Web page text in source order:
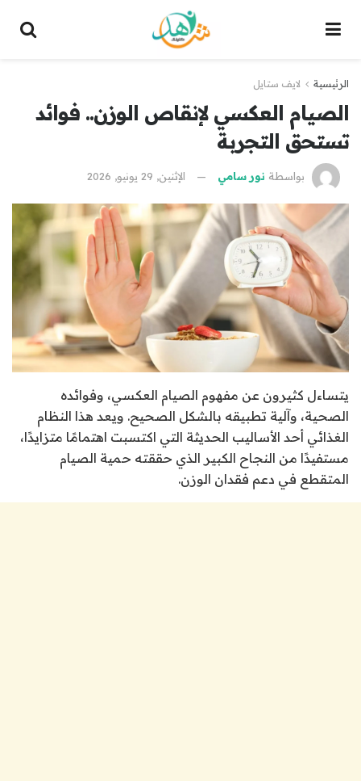
الرئيسية لايف ستايل
الصيام العكسي لإنقاص الوزن.. فوائد
تستحق التجربة
بواسطة نور سامي الإثنين, 29 يونيو, 2026
يتساءل كثيرون عن مفهوم الصيام العكسي، وفوائده
الصحية، وآلية تطبيقه بالشكل الصحيح. ويعد هذا النظام
الغذائي أحد الأساليب الحديثة التي اكتسبت اهتمامًا متزايدًا،
مستفيدًا من النجاح الكبير الذي حققته حمية الصيام
المتقطع في دعم فقدان الوزن.